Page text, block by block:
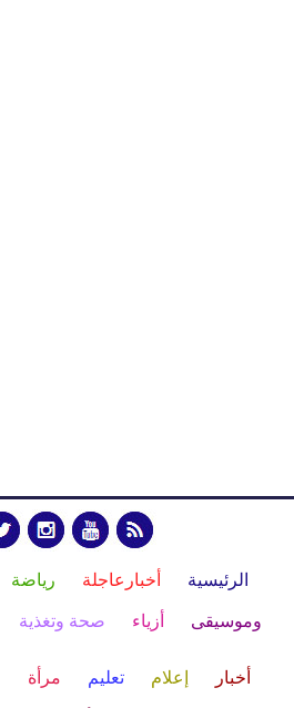
الرئيسية أخبارعاجلة رياضة
وموسيقى أزياء صحة وتغذية
أخبار إعلام تعليم مرأة